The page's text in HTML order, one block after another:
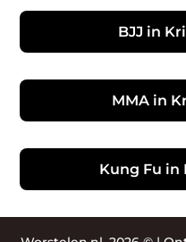
BJJ in
MMA in
Kung Fu in